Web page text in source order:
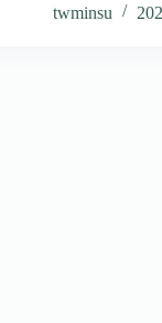
twminsu